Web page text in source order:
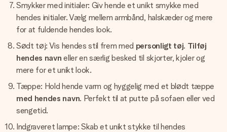
Smykker med initialer: Giv hende et unikt smykke med
hendes initialer. Vælg mellem armbånd, halskæder og mere
for at fuldende hendes look.
Sødt tøj: Vis hendes stil frem med personligt tøj. Tilføj
hendes navn eller en særlig besked til skjorter, kjoler og
mere for et unikt look.
Tæppe: Hold hende varm og hyggelig med et blødt tæppe
med hendes navn. Perfekt til at putte på sofaen eller ved
sengetid.
Indgraveret lampe: Skab et unikt stykke til hendes